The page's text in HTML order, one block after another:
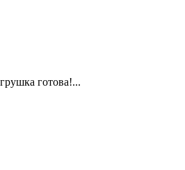
готова!...